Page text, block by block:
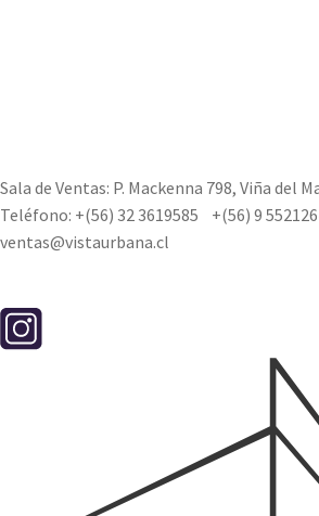
Sala de Ventas: P. Mackenna 798, Viña del
Teléfono: +(56) 32 3619585 +(56) 9
ventas@vistaurbana.cl